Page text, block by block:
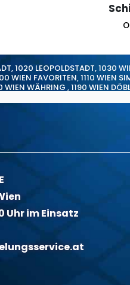
,1020 LEOPOLDSTADT,1030
WIEN FAVORITEN,1110 WIEN
WIEN WÄHRING ,1190 WIEN
Uhr im Einsatz